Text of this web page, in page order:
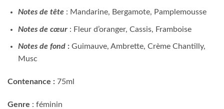
Notes de tête : Mandarine, Bergamote, Pamplemousse
Notes de cœur : Fleur d’oranger, Cassis, Framboise
Notes de fond : Guimauve, Ambrette, Crème Chantilly,
Musc
Contenance : 75ml
Genre : féminin